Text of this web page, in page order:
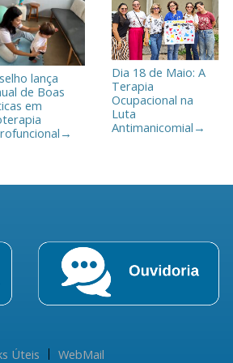
lança
de Boas
em
→
Dia 18 de Maio: A
Terapia
Ocupacional na
Luta
Antimanicomial →
Úteis WebMail